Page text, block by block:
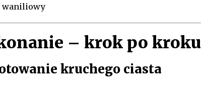
waniliowy
– krok po kroku
kruchego ciasta